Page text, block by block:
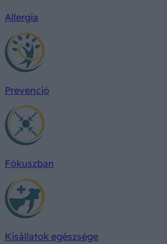
Allergia
Prevenció
Fókuszban
Kisállatok egészsége